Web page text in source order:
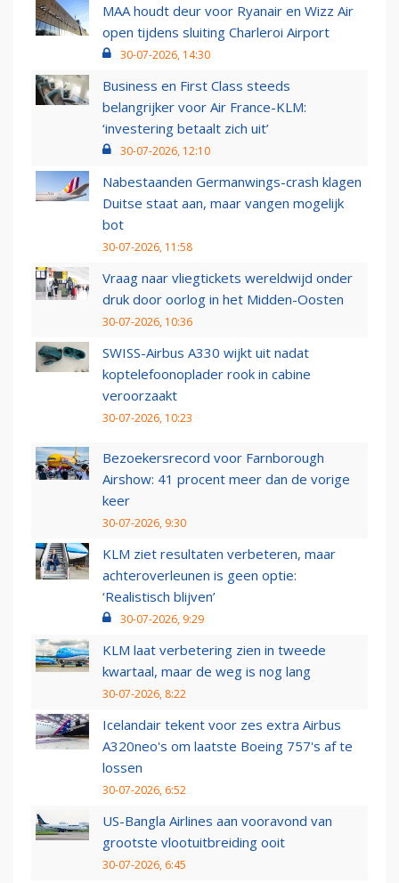
MAA houdt deur voor Ryanair en Wizz Air
open tijdens sluiting Charleroi Airport
30-07-2026, 14:30
Business en First Class steeds
belangrijker voor Air France-KLM:
‘investering betaalt zich uit’
30-07-2026, 12:10
Nabestaanden Germanwings-crash klagen
Duitse staat aan, maar vangen mogelijk
bot
30-07-2026, 11:58
Vraag naar vliegtickets wereldwijd onder
druk door oorlog in het Midden-Oosten
30-07-2026, 10:36
SWISS-Airbus A330 wijkt uit nadat
koptelefoonoplader rook in cabine
veroorzaakt
30-07-2026, 10:23
Bezoekersrecord voor Farnborough
Airshow: 41 procent meer dan de vorige
keer
30-07-2026, 9:30
KLM ziet resultaten verbeteren, maar
achteroverleunen is geen optie:
‘Realistisch blijven’
30-07-2026, 9:29
KLM laat verbetering zien in tweede
kwartaal, maar de weg is nog lang
30-07-2026, 8:22
Icelandair tekent voor zes extra Airbus
A320neo's om laatste Boeing 757's af te
lossen
30-07-2026, 6:52
US-Bangla Airlines aan vooravond van
grootste vlootuitbreiding ooit
30-07-2026, 6:45